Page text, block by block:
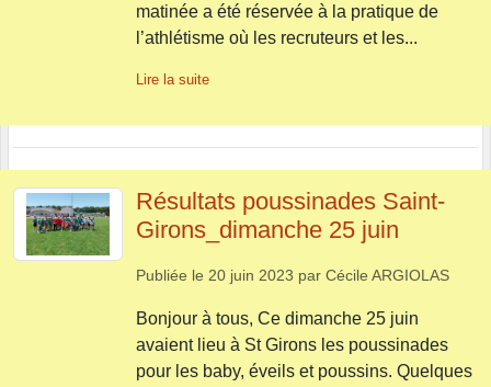
matinée a été réservée à la pratique de
l’athlétisme où les recruteurs et les...
Lire la suite
Résultats poussinades Saint-
Girons_dimanche 25 juin
Publiée le 20 juin 2023 par Cécile ARGIOLAS
Bonjour à tous, Ce dimanche 25 juin
avaient lieu à St Girons les poussinades
pour les baby, éveils et poussins. Quelques